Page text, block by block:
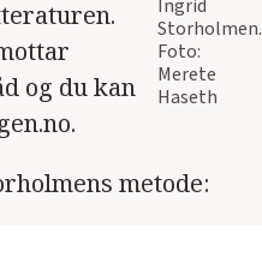
Ingrid
Storholmen.
Foto:
Merete
Haseth
og du kan
metode: